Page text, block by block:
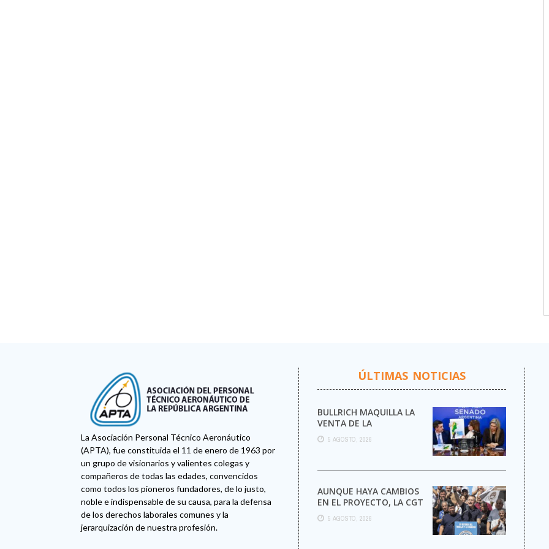
La Asociación Personal Técnico Aeronáutico
(APTA), fue constituida el 11 de enero de 1963 por
un grupo de visionarios y valientes colegas y
compañeros de todas las edades, convencidos
como todos los pioneros fundadores, de lo justo,
noble e indispensable de su causa, para la defensa
de los derechos laborales comunes y la
jerarquización de nuestra profesión.
ÚLTIMAS NOTICIAS
BULLRICH MAQUILLA LA
VENTA DE LA
ARGENTINA
5 AGOSTO, 2026
AUNQUE HAYA CAMBIOS
EN EL PROYECTO, LA CGT
MARCHA AL CONGRESO
CONTRA LA LEY DE ...
5 AGOSTO, 2026